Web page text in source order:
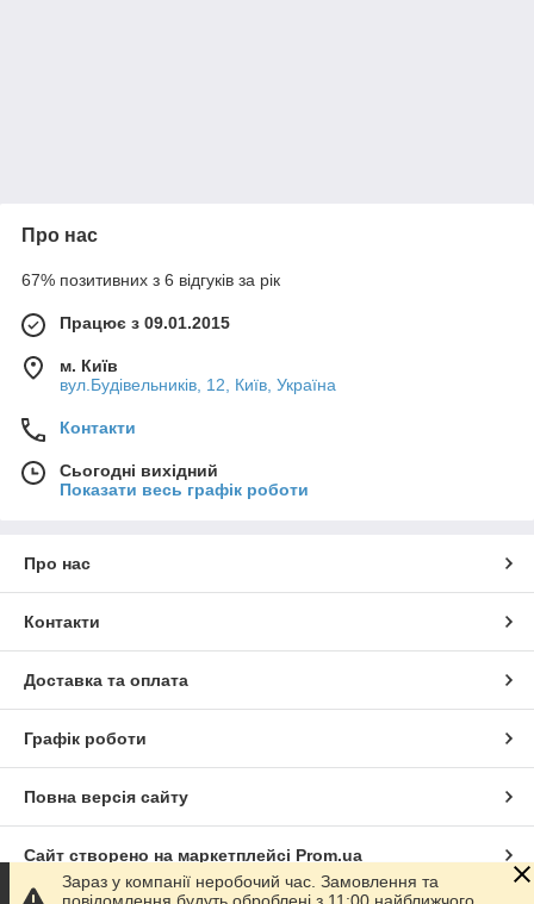
Про нас
67% позитивних з 6 відгуків за рік
Працює з 09.01.2015
м. Київ
вул.Будівельників, 12, Київ, Україна
Контакти
Сьогодні вихідний
Показати весь графік роботи
Про нас
Контакти
Доставка та оплата
Графік роботи
Повна версія сайту
Сайт створено на маркетплейсі Prom.ua
Зараз у компанії неробочий час. Замовлення та